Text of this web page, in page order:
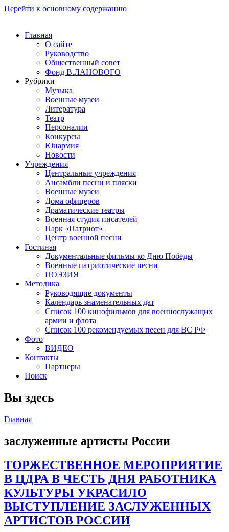
Перейти к основному содержанию
Главная
О сайте
Руководство
Общественный совет
Фонд В.ЛАНОВОГО
Рубрики
Музыка
Военные музеи
Литература
Театр
Персоналии
Конкурсы
Юнармия
Новости
Учреждения
Центральные учреждения
Ансамбли песни и пляски
Военные музеи
Дома офицеров
Драматические театры
Военная студия писателей
Парк «Патриот»
Центр военной песни
Гостиная
Документальные фильмы ко Дню Победы
Военные патриотические песни
ПОЭЗИЯ
Методика
Руководящие документы
Календарь знаменательных дат
Список 100 кинофильмов для военнослужащих
армии и флота
Список 100 рекомендуемых песен для ВС РФ
Фото
ВИДЕО
Контакты
Партнеры
Поиск
Вы здесь
Главная
заслуженные артисты России
ТОРЖЕСТВЕННОЕ МЕРОПРИЯТИЕ
В ЦДРА В ЧЕСТЬ ДНЯ РАБОТНИКА
КУЛЬТУРЫ УКРАСИЛО
ВЫСТУПЛЕНИЕ ЗАСЛУЖЕННЫХ
АРТИСТОВ РОССИИ